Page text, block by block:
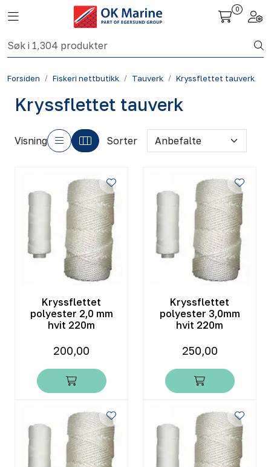
Skip to main content
Toggle navigation
0
Forsiden Fiskeri nettbutikk Tauverk Kryssflettet tauverk
Kryssflettet tauverk
Visning Sorter
Kryssflettet
polyester 2,0 mm
hvit 220m
200,00
Kryssflettet
polyester 3,0mm
hvit 220m
250,00
Fiskeri nettbutikk
Havbruk
Aktuelt